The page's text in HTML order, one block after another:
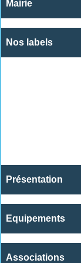
Mairie
Nos labels
Présentation
Equipements
Associations